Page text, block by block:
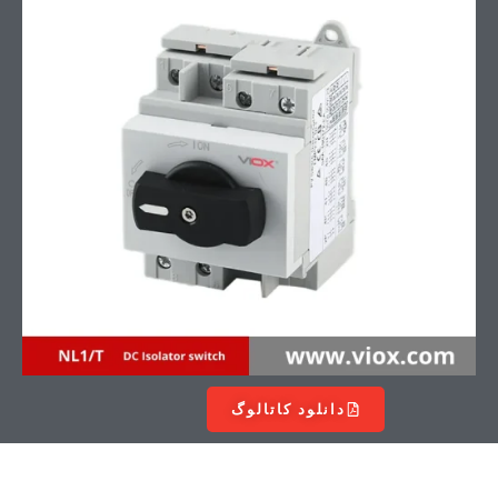
دانلود کاتالوگ